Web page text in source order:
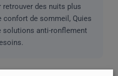
des nuits plus
confort de sommeil, Quies
solutions anti-ronflement